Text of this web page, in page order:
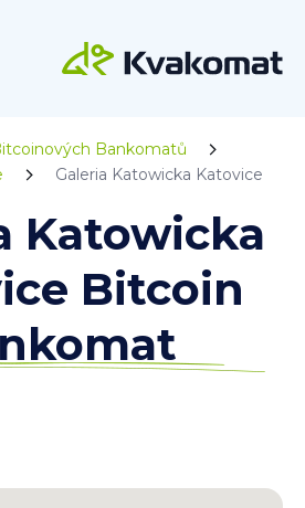
Bankomatů
Galeria Katowicka Katovice
Katowicka
Bitcoin